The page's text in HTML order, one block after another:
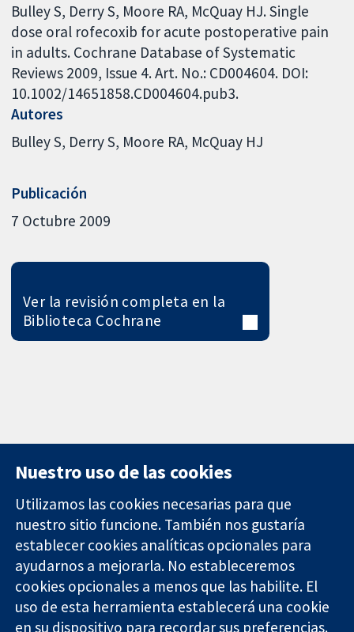
Bulley S, Derry S, Moore RA, McQuay HJ. Single
dose oral rofecoxib for acute postoperative pain
in adults. Cochrane Database of Systematic
Reviews 2009, Issue 4. Art. No.: CD004604. DOI:
10.1002/14651858.CD004604.pub3.
Autores
Bulley S Derry S Moore RA McQuay HJ
Publicación
7 Octubre 2009
Ver la revisión completa en la
Biblioteca Cochrane
Evidencia fiable.
Decisiones
informadas.
Mejor salud.
11-13 Cavendish
Square
Londres
W1G 0AN
Reino Unido
Contacto
Noticias
Prensa
Sobre
nosotros
Empleo
Nuestro uso de las cookies
Utilizamos las cookies necesarias para que
nuestro sitio funcione. También nos gustaría
establecer cookies analíticas opcionales para
ayudarnos a mejorarla. No estableceremos
cookies opcionales a menos que las habilite. El
uso de esta herramienta establecerá una cookie
en su dispositivo para recordar sus preferencias.